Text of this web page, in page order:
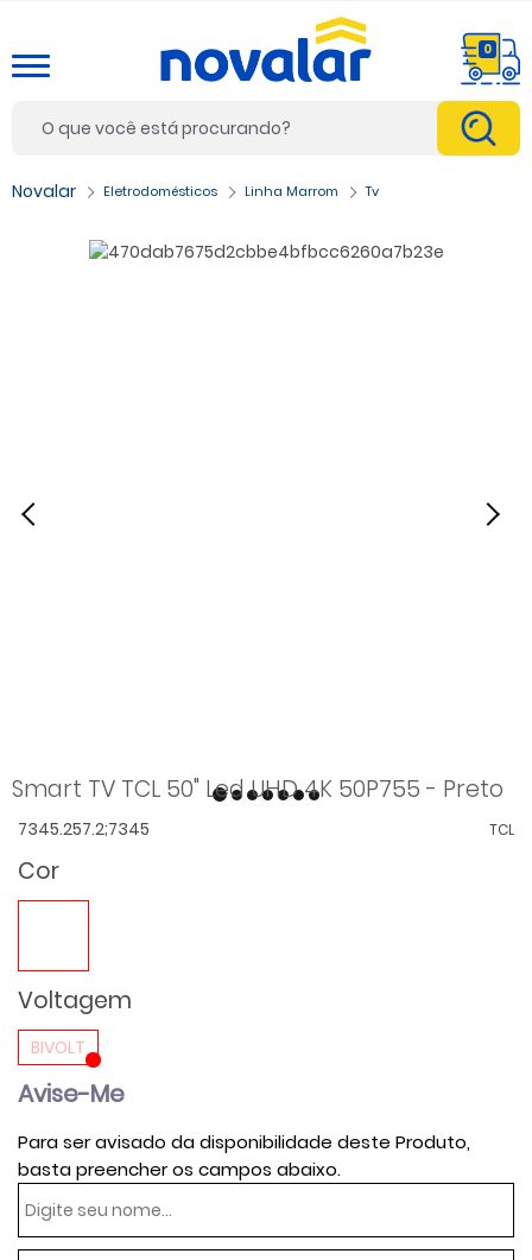
0
Eletrodomésticos Linha Marrom Tv
Smart TV TCL 50" Led UHD 4K 50P755 - Preto
TCL
7345.257.2;7345
Cor
Voltagem
BIVOLT
Avise-Me
Para ser avisado da disponibilidade deste Produto,
basta preencher os campos abaixo.